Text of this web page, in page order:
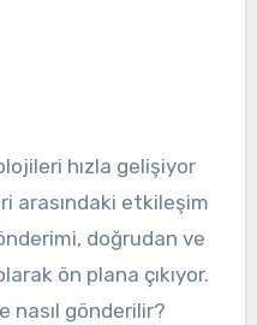
arasındaki etkileşim
doğrudan ve
ön plana çıkıyor.
nasıl gönderilir?